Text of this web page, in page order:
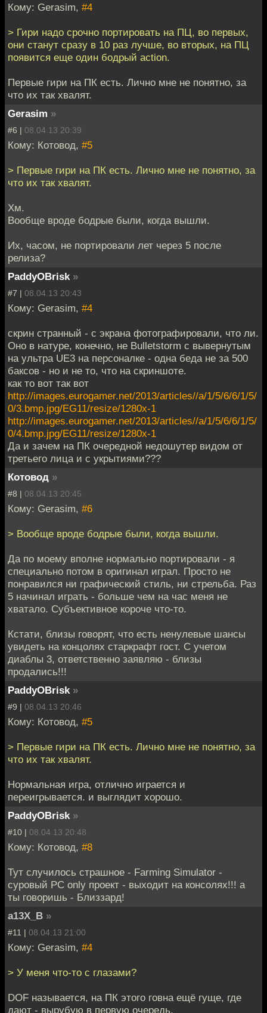
Кому: Gerasim, #4
> Гири надо срочно портировать на ПЦ, во первых,
они станут сразу в 10 раз лучше, во вторых, на ПЦ
появится еще один бодрый action.
Первые гири на ПК есть. Лично мне не понятно, за
что их так хвалят.
Gerasim »
#6 | 08.04.13 20:39
Кому: Котовод, #5
> Первые гири на ПК есть. Лично мне не понятно, за
что их так хвалят.
Хм.
Вообще вроде бодрые были, когда вышли.
Их, часом, не портировали лет через 5 после
релиза?
PaddyOBrisk »
#7 | 08.04.13 20:43
Кому: Gerasim, #4
скрин странный - с экрана фотографировали, что ли.
Оно в натуре, конечно, не Bulletstorm с вывернутым
на ультра UE3 на персоналке - одна беда не за 500
баксов - но и не то, что на скриншоте.
как то вот так вот
http://images.eurogamer.net/2013/articles//a/1/5/6/6/1/5/
0/3.bmp.jpg/EG11/resize/1280x-1
http://images.eurogamer.net/2013/articles//a/1/5/6/6/1/5/
0/4.bmp.jpg/EG11/resize/1280x-1
Да и зачем на ПК очередной недошутер видом от
третьего лица и с укрытиями???
Котовод »
#8 | 08.04.13 20:45
Кому: Gerasim, #6
> Вообще вроде бодрые были, когда вышли.
Да по моему вполне нормально портировали - я
специально потом в оригинал играл. Просто не
понравился ни графический стиль, ни стрельба. Раз
5 начинал играть - больше чем на час меня не
хватало. Субъективное короче что-то.
Кстати, близы говорят, что есть ненулевые шансы
увидеть на концолях старкрафт гост. С учетом
диаблы 3, ответственно заявляю - близы
продались!!!
PaddyOBrisk »
#9 | 08.04.13 20:46
Кому: Котовод, #5
> Первые гири на ПК есть. Лично мне не понятно, за
что их так хвалят.
Нормальная игра, отлично играется и
переигрывается. и выглядит хорошо.
PaddyOBrisk »
#10 | 08.04.13 20:48
Кому: Котовод, #8
Тут случилось страшное - Farming Simulator -
суровый PC only проект - выходит на консолях!!! а
ты говоришь - Близзард!
a13X_B »
#11 | 08.04.13 21:00
Кому: Gerasim, #4
> У меня что-то с глазами?
DOF называется, на ПК этого говна ещё гуще, где
дают - вырубую в первую очередь.